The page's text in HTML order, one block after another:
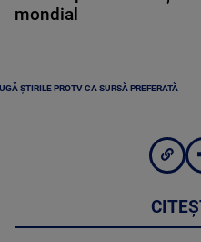
mondial
ȘTIRILE PROTV CA SURSĂ PREFERATĂ